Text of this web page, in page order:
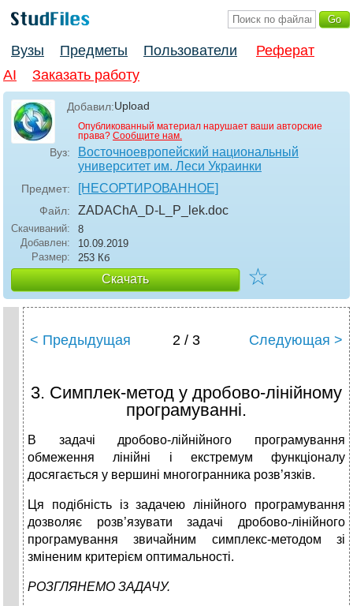
Вузы Предметы Пользователи
Реферат
AI
Заказать работу
Добавил:Upload
Опубликованный материал нарушает ваши авторские
права? Сообщите нам.
Вуз:
Восточноевропейский национальный
университет им. Леси Украинки
Предмет: [НЕСОРТИРОВАННОЕ]
Файл: ZADAChA_D-L_P_lek.doc
Скачиваний:
8
Добавлен:
10.09.2019
Размер:
253 Кб
Скачать ☆
< Предыдущая 2 / 3 Следующая >
3. Симплек-метод у дробово-лінійному
програмуванні.
В задачі дробово-лійнійного програмування
обмеження лінійні і екстремум функціоналу
досягається у вершині многогранника розв’язків.
Ця подібність із задачею лінійного програмування
дозволяє розв’язувати задачі дробово-лінійного
програмування звичайним симплекс-методом зі
зміненим критерієм оптимальності.
РОЗГЛЯНЕМО ЗАДАЧУ.